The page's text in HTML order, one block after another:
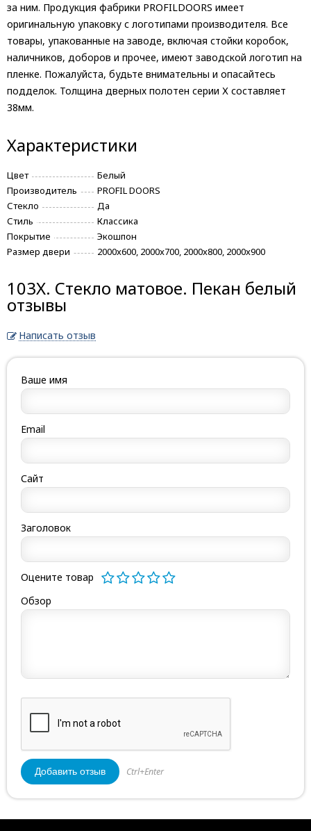
за ним. Продукция фабрики PROFILDOORS имеет
оригинальную упаковку с логотипами производителя. Все
товары, упакованные на заводе, включая стойки коробок,
наличников, доборов и прочее, имеют заводской логотип на
пленке. Пожалуйста, будьте внимательны и опасайтесь
подделок. Толщина дверных полотен серии Х составляет
38мм.
Характеристики
Цвет
Белый
Производитель
PROFIL DOORS
Стекло
Да
Стиль
Классика
Покрытие
Экошпон
Размер двери
2000x600, 2000x700, 2000x800, 2000x900
103X. Стекло матовое. Пекан белый
отзывы
Написать отзыв
Ваше имя
Email
Сайт
Заголовок
Оцените товар
Обзор
Ctrl+Enter